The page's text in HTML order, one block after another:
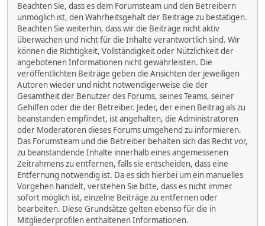
Beachten Sie, dass es dem Forumsteam und den Betreibern
unmöglich ist, den Wahrheitsgehalt der Beiträge zu bestätigen.
Beachten Sie weiterhin, dass wir die Beiträge nicht aktiv
überwachen und nicht für die Inhalte verantwortlich sind. Wir
können die Richtigkeit, Vollständigkeit oder Nützlichkeit der
angebotenen Informationen nicht gewährleisten. Die
veröffentlichten Beiträge geben die Ansichten der jeweiligen
Autoren wieder und nicht notwendigerweise die der
Gesamtheit der Benutzer des Forums, seines Teams, seiner
Gehilfen oder die der Betreiber. Jeder, der einen Beitrag als zu
beanstanden empfindet, ist angehalten, die Administratoren
oder Moderatoren dieses Forums umgehend zu informieren.
Das Forumsteam und die Betreiber behalten sich das Recht vor,
zu beanstandende Inhalte innerhalb eines angemessenen
Zeitrahmens zu entfernen, falls sie entscheiden, dass eine
Entfernung notwendig ist. Da es sich hierbei um ein manuelles
Vorgehen handelt, verstehen Sie bitte, dass es nicht immer
sofort möglich ist, einzelne Beiträge zu entfernen oder
bearbeiten. Diese Grundsätze gelten ebenso für die in
Mitgliederprofilen enthaltenen Informationen.